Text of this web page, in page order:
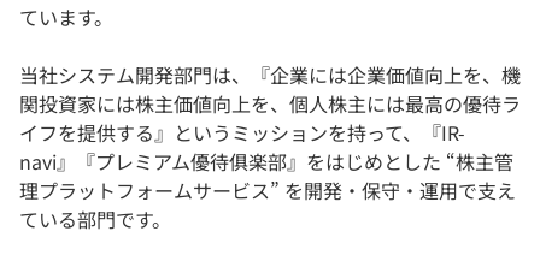
ています。
当社システム開発部門は、『企業には企業価値向上を、機
関投資家には株主価値向上を、個人株主には最高の優待ラ
イフを提供する』というミッションを持って、『IR-
navi』『プレミアム優待俱楽部』をはじめとした “株主管
理プラットフォームサービス” を開発・保守・運用で支え
ている部門です。